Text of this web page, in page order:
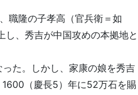
職隆の子孝高（官兵衛＝如
、秀吉が中国攻めの本拠地と
た。しかし、家康の娘を秀吉
（慶長5）年に52万石を賜